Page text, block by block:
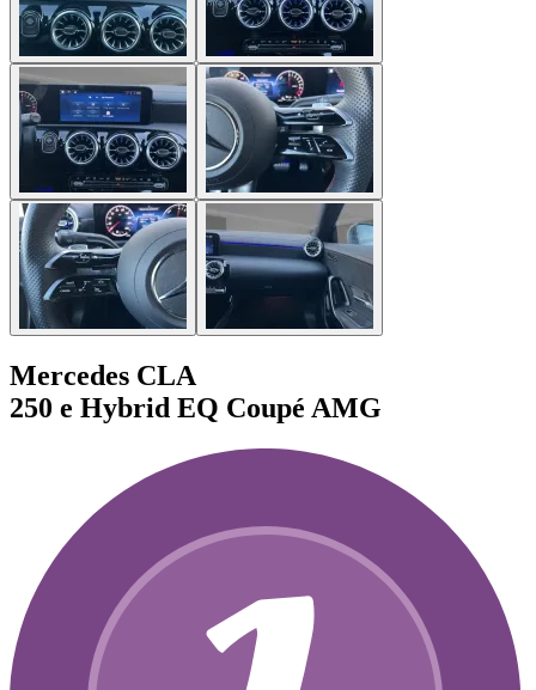
Mercedes CLA
250 e Hybrid EQ Coupé AMG